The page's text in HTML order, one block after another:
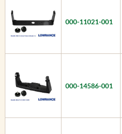
000-11021-001
000-14586-001